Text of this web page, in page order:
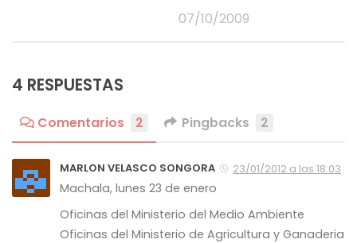
07/10/2009
4 RESPUESTAS
Comentarios 2 Pingbacks 2
MARLON VELASCO SONGORA 23/01/2012 a las 18:03
Machala, lunes 23 de enero
Oficinas del Ministerio del Medio Ambiente
Oficinas del Ministerio de Agricultura y Ganaderia